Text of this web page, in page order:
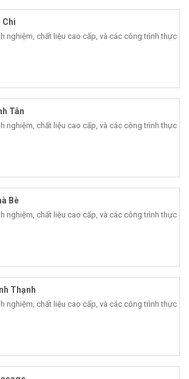
Chi
nghiệm, chất liệu cao cấp, và các công trình thực
Tân
nghiệm, chất liệu cao cấp, và các công trình thực
Bè
nghiệm, chất liệu cao cấp, và các công trình thực
Thạnh
nghiệm, chất liệu cao cấp, và các công trình thực